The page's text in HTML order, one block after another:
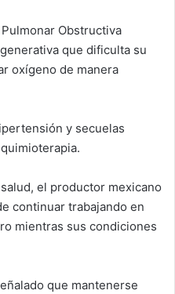
Obstructiva
que dificulta su
oxígeno de manera
y secuelas
el productor mexicano
continuar trabajando en
mientras sus condiciones
que mantenerse